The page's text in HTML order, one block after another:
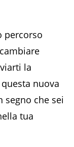
percorso
la
nuova
segno che sei
tua